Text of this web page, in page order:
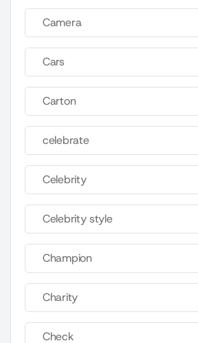
Camera
Cars
Carton
celebrate
Celebrity
Celebrity style
Champion
Charity
Check